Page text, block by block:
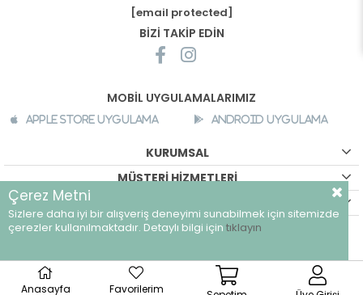
[email protected]
BİZİ TAKİP EDİN
MOBİL UYGULAMALARIMIZ
Apple Store Uygulama Android Uygulama
KURUMSAL
MÜŞTERİ HİZMETLERİ
©breeze.com.tr - Tüm hakları saklıdır.
Anasayfa Favorilerim
Çerez Metni
Sizlere daha iyi bir alışveriş deneyimi sunabilmek için sitemizde
çerezler kullanılmaktadır. Detaylı bilgi için tıklayın